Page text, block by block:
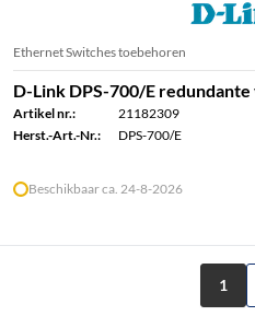
Ethernet Switches toebehoren
D-Link DPS-700/E
Artikel nr.:
21182309
Herst.-Art.-Nr.:
DPS-700/E
Beschikbaar ca. 24-8-2026
1